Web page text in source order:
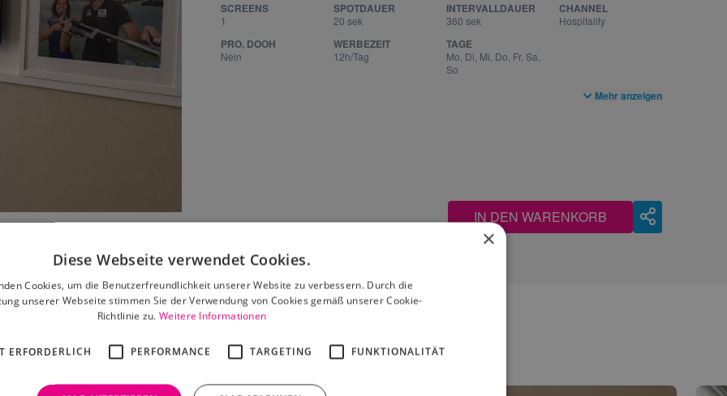
SCREENS
1
SPOTDAUER
20 sek
INTERVALLDAUER
360 sek
CHANNEL
Hospitality
PRO. DOOH
Nein
WERBEZEIT
12h/Tag
TAGE
Mo, Di, Mi, Do, Fr, Sa,
So
Mehr anzeigen
IN DEN WARENKORB
dir auch gefallen
×
Diese Webseite verwendet Cookies.
Cookies, um die Benutzerfreundlichkeit unserer Website zu verbessern. Durch die
unserer Webseite stimmen Sie der Verwendung von Cookies gemäß unserer Cookie-
Richtlinie zu.Weitere Informationen
ERFORDERLICH PERFORMANCE TARGETING FUNKTIONALITÄT